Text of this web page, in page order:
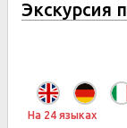
Экскурсия
На 24 языках